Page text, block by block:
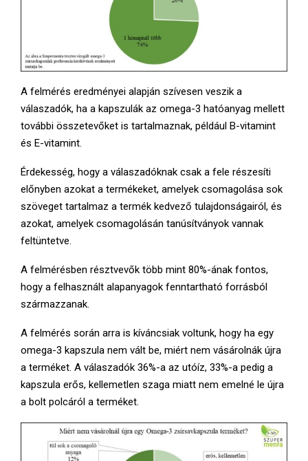
A felmérés eredményei alapján szívesen veszik a
válaszadók, ha a kapszulák az omega-3 hatóanyag mellett
további összetevőket is tartalmaznak, például B-vitamint
és E-vitamint.
Érdekesség, hogy a válaszadóknak csak a fele részesíti
előnyben azokat a termékeket, amelyek csomagolása sok
szöveget tartalmaz a termék kedvező tulajdonságairól, és
azokat, amelyek csomagolásán tanúsítványok vannak
feltüntetve.
A felmérésben résztvevők több mint 80%-ának fontos,
hogy a felhasznált alapanyagok fenntartható forrásból
származzanak.
A felmérés során arra is kíváncsiak voltunk, hogy ha egy
omega-3 kapszula nem vált be, miért nem vásárolnák újra
a terméket. A válaszadók 36%-a az utóíz, 33%-a pedig a
kapszula erős, kellemetlen szaga miatt nem emelné le újra
a bolt polcáról a terméket.